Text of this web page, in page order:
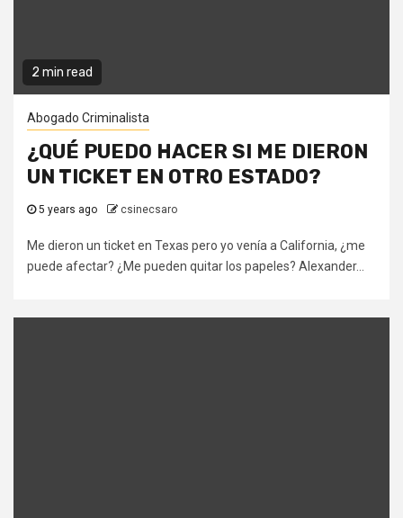
2 min read
Abogado Criminalista
¿QUÉ PUEDO HACER SI ME DIERON
UN TICKET EN OTRO ESTADO?
5 years ago csinecsaro
Me dieron un ticket en Texas pero yo venía a California, ¿me
puede afectar? ¿Me pueden quitar los papeles? Alexander...